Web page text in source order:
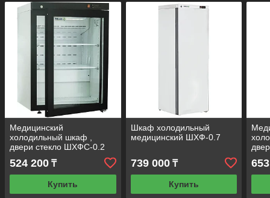
Медицинский
холодильный шкаф ,
двери стекло ШХФС-0.2
524 200 ₸
Купить
Шкаф холодильный
медицинский ШХФ-0.7
739 000₸
Купить